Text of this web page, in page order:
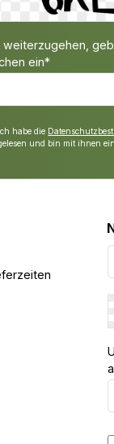
weiterzugehen,
ein*
habe die
und bin mit ihnen